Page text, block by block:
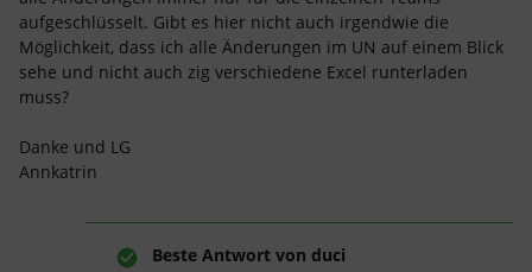
aufgeschlüsselt. Gibt es hier nicht auch irgendwie die
Möglichkeit, dass ich alle Änderungen im UN auf einem Blick
sehe und nicht auch zig verschiedene Excel runterladen
muss?
Danke und LG
Annkatrin
Beste Antwort von duci